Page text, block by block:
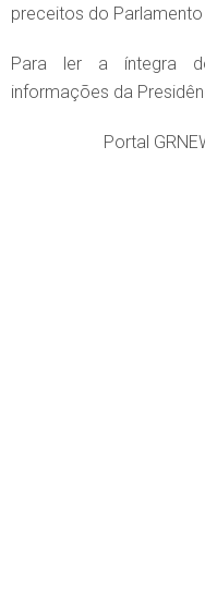
preceitos do
Para ler a íntegra
informações da
Portal